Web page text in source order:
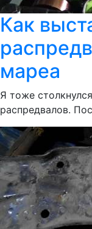
Как
мареа
Я тоже
распредвалов.